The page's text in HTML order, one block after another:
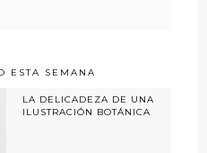
ESTA SEMANA
LA DELICADEZA DE UNA
ILUSTRACIÓN BOTÁNICA